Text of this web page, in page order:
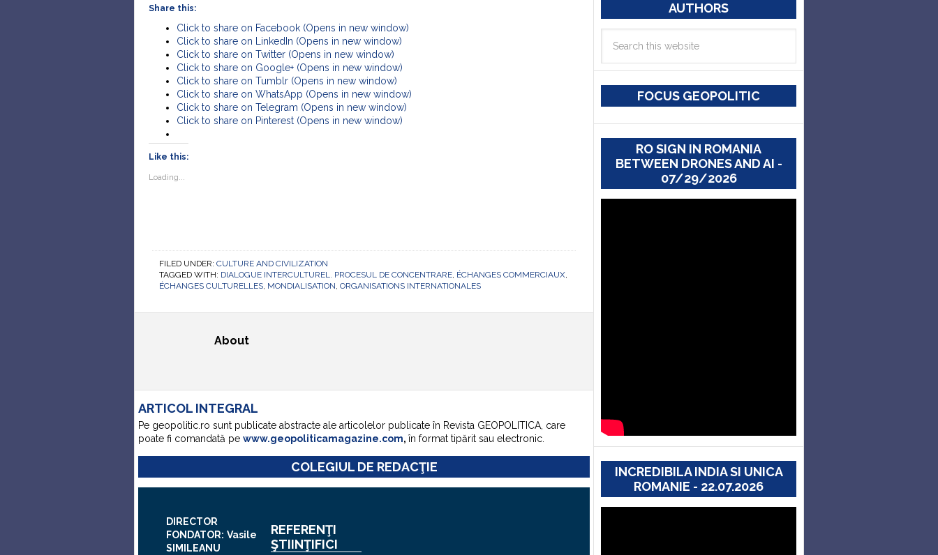
Share this:
Click to share on Facebook (Opens in new window)
Click to share on LinkedIn (Opens in new window)
Click to share on Twitter (Opens in new window)
Click to share on Google+ (Opens in new window)
Click to share on Tumblr (Opens in new window)
Click to share on WhatsApp (Opens in new window)
Click to share on Telegram (Opens in new window)
Click to share on Pinterest (Opens in new window)
Like this:
Loading...
FILED UNDER: CULTURE AND CIVILIZATION
TAGGED WITH: DIALOGUE INTERCULTUREL. PROCESUL DE CONCENTRARE, ÉCHANGES COMMERCIAUX,
ÉCHANGES CULTURELLES, MONDIALISATION, ORGANISATIONS INTERNATIONALES
About
ARTICOL INTEGRAL
Pe geopolitic.ro sunt publicate abstracte ale articolelor publicate în Revista GEOPOLITICA, care
poate fi comandată pe www.geopoliticamagazine.com, în format tipărit sau electronic.
COLEGIUL DE REDACŢIE
DIRECTOR
FONDATOR: Vasile
SIMILEANU
REFERENŢI
ŞTIINŢIFICI
AUTHORS
FOCUS GEOPOLITIC
RO SIGN IN ROMANIA
BETWEEN DRONES AND AI -
07/29/2026
INCREDIBILA INDIA SI UNICA
ROMANIE - 22.07.2026